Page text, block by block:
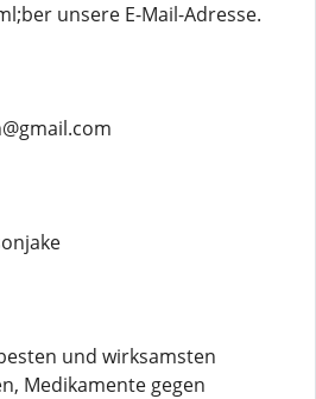
unsere E-Mail-Adresse.
und wirksamsten
Medikamente gegen